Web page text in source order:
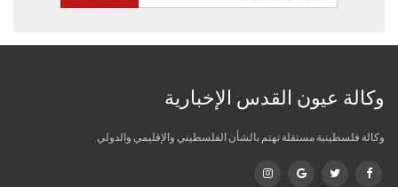
وكالة عيون القدس الإخبارية
وكالة فلسطينية مستقلة تهتم بالشأن الفلسطيني والإقليمي والدولي